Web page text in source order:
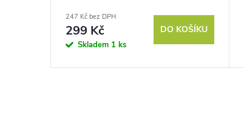
247 Kč bez DPH
299 Kč
Skladem 1 ks
DO KOŠÍKU